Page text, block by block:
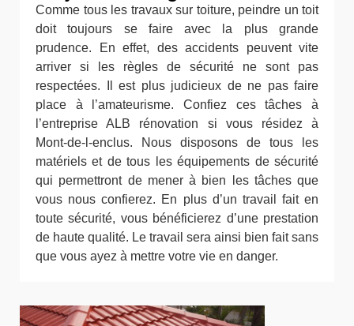
Comme tous les travaux sur toiture, peindre un toit
doit toujours se faire avec la plus grande
prudence. En effet, des accidents peuvent vite
arriver si les règles de sécurité ne sont pas
respectées. Il est plus judicieux de ne pas faire
place à l’amateurisme. Confiez ces tâches à
l’entreprise ALB rénovation si vous résidez à
Mont-de-l-enclus. Nous disposons de tous les
matériels et de tous les équipements de sécurité
qui permettront de mener à bien les tâches que
vous nous confierez. En plus d’un travail fait en
toute sécurité, vous bénéficierez d’une prestation
de haute qualité. Le travail sera ainsi bien fait sans
que vous ayez à mettre votre vie en danger.